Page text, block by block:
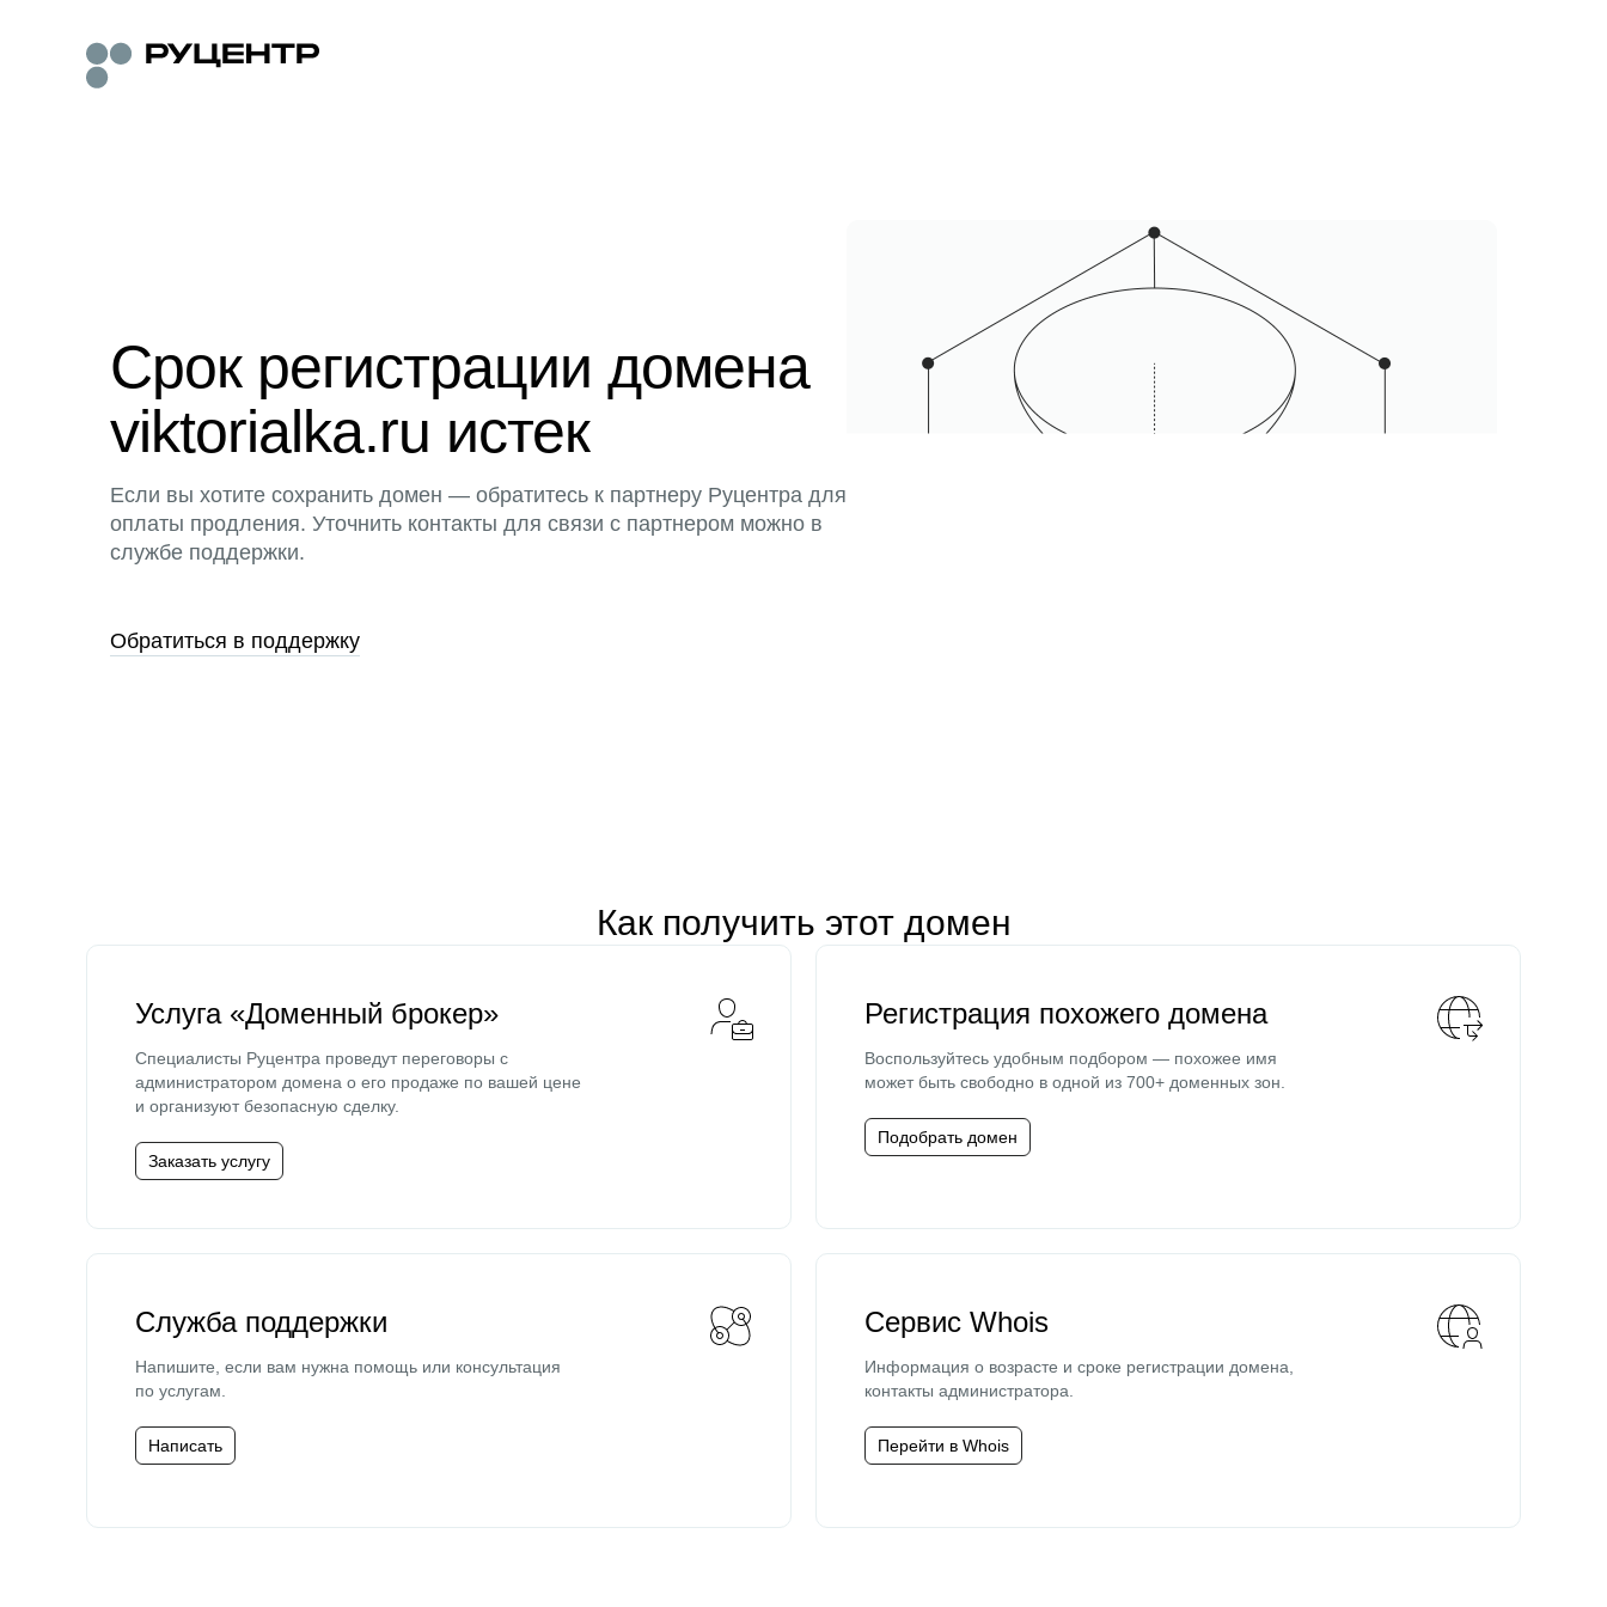
Срок регистрации домена
viktorialka.ru истек
Если вы хотите сохранить домен — обратитесь к партнеру Руцентра для
оплаты продления. Уточнить контакты для связи с партнером можно в
службе поддержки.
Обратиться в поддержку
Как получить этот домен
Услуга «Доменный брокер»
Специалисты Руцентра проведут переговоры с
администратором домена о его продаже по вашей цене
и организуют безопасную сделку.
Заказать услугу
Регистрация похожего домена
Воспользуйтесь удобным подбором — похожее имя
может быть свободно в одной из 700+ доменных зон.
Подобрать домен
Служба поддержки
Напишите, если вам нужна помощь или консультация
по услугам.
Написать
Сервис Whois
Информация о возрасте и сроке регистрации домена,
контакты администратора.
Перейти в Whois